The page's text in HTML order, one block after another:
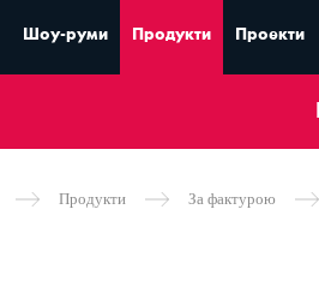
Шоу-руми Продукти Проекти
Продукти За фактурою